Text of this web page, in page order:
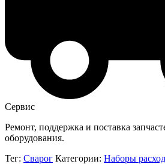
Сервис
Ремонт, поддержка и поставка
оборудования.
Тег: Сварог Категории: Наборы